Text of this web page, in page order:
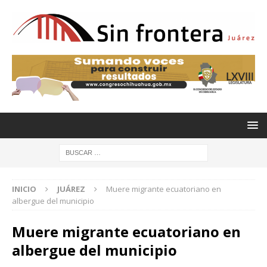
INICIO JUÁREZ
Muere migrante ecuatoriano en
albergue del municipio
Muere migrante ecuatoriano en
albergue del municipio